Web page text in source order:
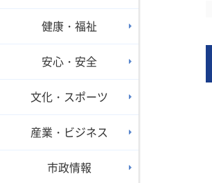
健康・福祉
安心・安全
文化・スポーツ
産業・ビジネス
市政情報